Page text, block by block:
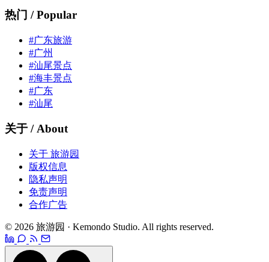
热门 / Popular
#广东旅游
#广州
#汕尾景点
#海丰景点
#广东
#汕尾
关于 / About
关于 旅游园
版权信息
隐私声明
免责声明
合作广告
© 2026 旅游园 · Kemondo Studio. All rights reserved.